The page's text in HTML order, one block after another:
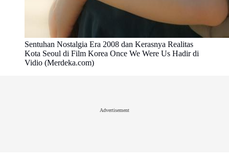
Sentuhan Nostalgia Era 2008 dan Kerasnya Realitas
Kota Seoul di Film Korea Once We Were Us Hadir di
Vidio (Merdeka.com)
Advertisement